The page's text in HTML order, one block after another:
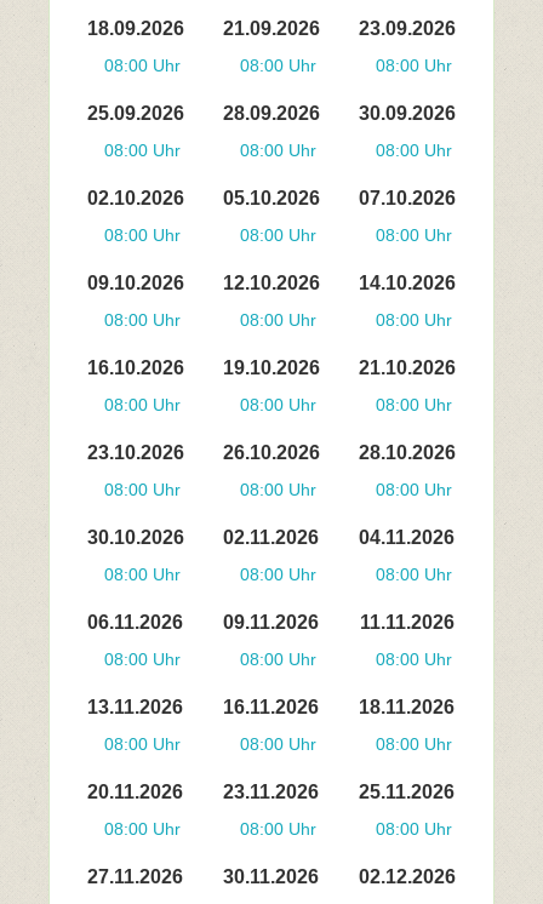
18.09.2026
08:00 Uhr
21.09.2026
08:00 Uhr
23.09.2026
08:00 Uhr
25.09.2026
08:00 Uhr
28.09.2026
08:00 Uhr
30.09.2026
08:00 Uhr
02.10.2026
08:00 Uhr
05.10.2026
08:00 Uhr
07.10.2026
08:00 Uhr
09.10.2026
08:00 Uhr
12.10.2026
08:00 Uhr
14.10.2026
08:00 Uhr
16.10.2026
08:00 Uhr
19.10.2026
08:00 Uhr
21.10.2026
08:00 Uhr
23.10.2026
08:00 Uhr
26.10.2026
08:00 Uhr
28.10.2026
08:00 Uhr
30.10.2026
08:00 Uhr
02.11.2026
08:00 Uhr
04.11.2026
08:00 Uhr
06.11.2026
08:00 Uhr
09.11.2026
08:00 Uhr
11.11.2026
08:00 Uhr
13.11.2026
08:00 Uhr
16.11.2026
08:00 Uhr
18.11.2026
08:00 Uhr
20.11.2026
08:00 Uhr
23.11.2026
08:00 Uhr
25.11.2026
08:00 Uhr
27.11.2026 30.11.2026 02.12.2026